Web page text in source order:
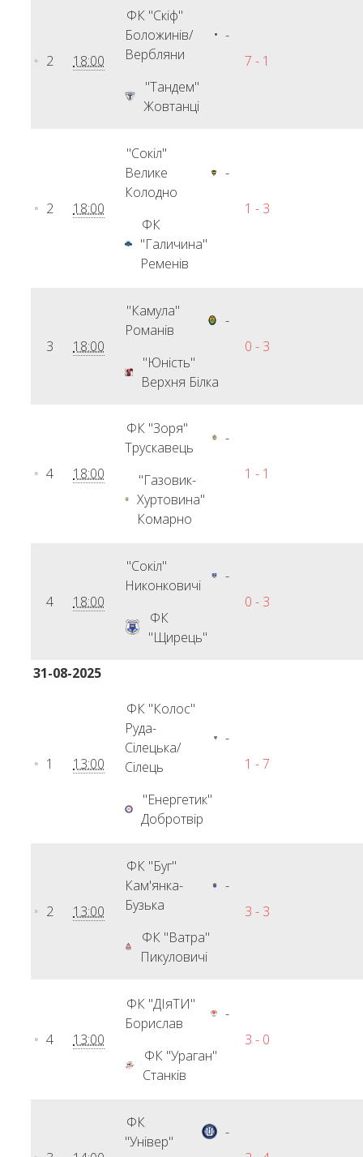
2 18:00
ФК "Скіф"
Боложинів/
Вербляни
-
"Тандем"
Жовтанці
7 - 1
2 18:00
"Сокіл"
Велике
Колодно
-
ФК
"Галичина"
Ременів
1 - 3
3 18:00
"Камула"
Романів
-
"Юність"
Верхня Білка
0 - 3
4 18:00
ФК "Зоря"
Трускавець
-
"Газовик-
Хуртовина"
Комарно
1 - 1
4 18:00
"Сокіл"
Никонковичі
-
ФК
"Щирець"
0 - 3
31-08-2025
1 13:00
ФК "Колос"
Руда-
Сілецька/
Сілець
-
"Енергетик"
Добротвір
1 - 7
2 13:00
ФК "Буг"
Кам'янка-
Бузька
-
ФК "Ватра"
Пикуловичі
3 - 3
4 13:00
ФК "ДІяТИ"
Борислав
-
ФК "Ураган"
Станків
3 - 0
ФК
"Універ"
-